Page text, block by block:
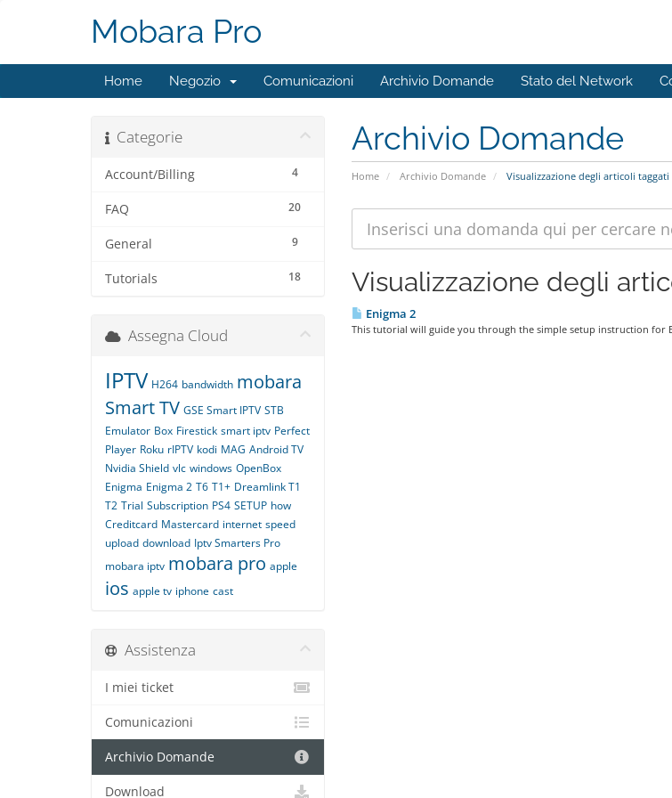
Mobara Pro
Home Negozio Comunicazioni Archivio Domande Stato del Network
Archivio Domande
Home Archivio Domande Visualizzazione degli articoli taggati
Categorie
4
Account/Billing
20
FAQ
9
General
18
Tutorials Visualizzazione degli
Enigma 2
This tutorial will guide you through the simple setup instruction for
Assegna Cloud
IPTV H264 bandwidth mobara
Smart TV GSE Smart IPTV STB
Emulator Box Firestick smart iptv Perfect
Player Roku rIPTV kodi MAG Android TV
Nvidia Shield vlc windows OpenBox
Enigma Enigma 2 T6 T1+ Dreamlink T1
T2 Trial Subscription PS4 SETUP how
Creditcard Mastercard internet speed
upload download Iptv Smarters Pro
mobara iptv mobara pro apple
ios apple tv iphone cast
Assistenza
I miei ticket
Comunicazioni
Archivio Domande
Download